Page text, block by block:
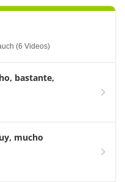
(6 Videos)
bastante,
mucho